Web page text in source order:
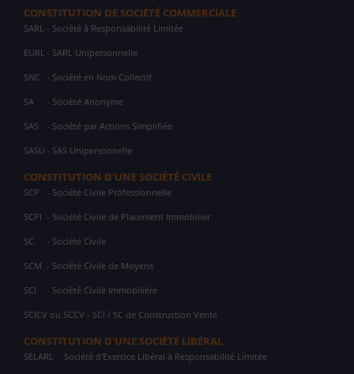
CONSTITUTION DE SOCIÉTÉ COMMERCIALE
SARL - Société à Responsabilité Limitée
EURL - SARL Unipersonnelle
SNC - Société en Nom Collectif
SA - Société Anonyme
SAS - Société par Actions Simplifiée
SASU - SAS Unipersonnelle
CONSTITUTION D'UNE SOCIÉTÉ CIVILE
SCP - Société Civile Professionnelle
SCPI - Société Civile de Placement Immobilier
SC - Société Civile
SCM - Société Civile de Moyens
SCI - Société Civile Immobilière
SCICV ou SCCV - SCI / SC de Construction Vente
CONSTITUTION D'UNE SOCIÉTÉ LIBÉRAL
SELARL Société d'Exercice Libéral à Responsabilité Limitée